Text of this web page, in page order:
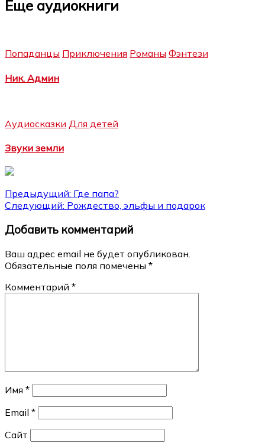
Еще аудиокниги
Попаданцы Приключения Романы Фэнтези
Ник. Админ
Аудиосказки Для детей
Звуки земли
Навигация
по
записям
Предыдущий: Где папа?
Следующий: Рождество, эльфы и подарок
Добавить комментарий
Ваш адрес email не будет опубликован.
Обязательные поля помечены *
Комментарий *
Имя *
Email *
Сайт